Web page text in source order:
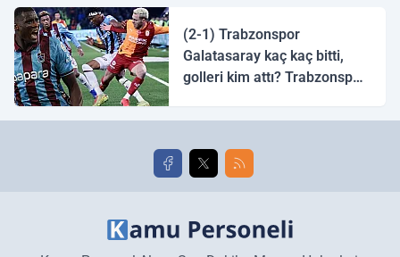
(2-1) Trabzonspor
Galatasaray kaç kaç bitti,
golleri kim attı? Trabzonspor
golleri!